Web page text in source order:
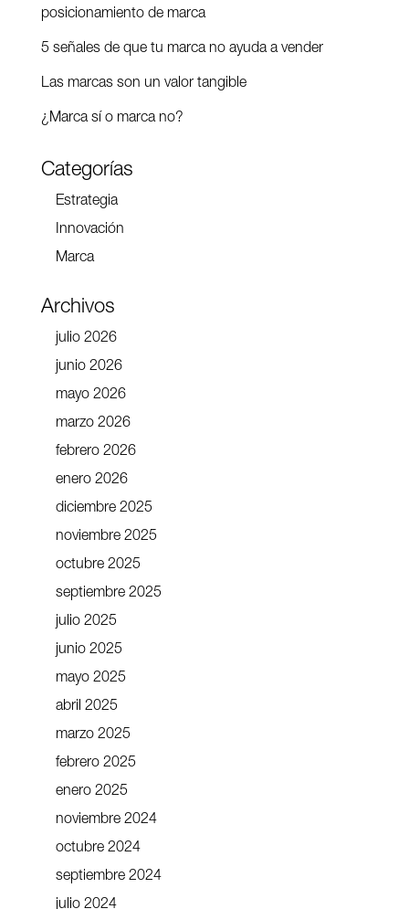
posicionamiento de marca
5 señales de que tu marca no ayuda a vender
Las marcas son un valor tangible
¿Marca sí o marca no?
Categorías
Estrategia
Innovación
Marca
Archivos
julio 2026
junio 2026
mayo 2026
marzo 2026
febrero 2026
enero 2026
diciembre 2025
noviembre 2025
octubre 2025
septiembre 2025
julio 2025
junio 2025
mayo 2025
abril 2025
marzo 2025
febrero 2025
enero 2025
noviembre 2024
octubre 2024
septiembre 2024
julio 2024